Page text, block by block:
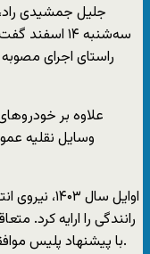
جلیل جمشیدی
سه‌شنبه ۱۴
راستای اجرای
علاوه بر
وسایل نقلیه
اوایل سال
رانندگی را ارایه کرد.
با پیشنهاد پلیس موافقت کرد و از ۲۳ تیرماه جرایم جدید اعمال شد.